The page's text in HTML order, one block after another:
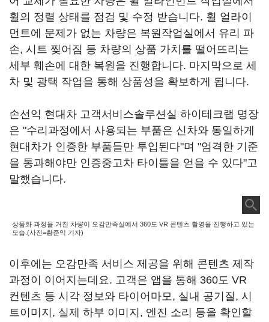
휠의 정렬 상태를 점검 및 수정 받습니다. 휠 얼라이
먼트에 문제가 없는 차량은 복원작업실에서 유리 파
손, 시트 찢어짐 등 차량의 상품 가치를 떨어뜨리는
세부 훼손에 대한 복원을 진행합니다. 마지막으로 세
차 및 광택 작업을 통해 상품성을 확보하게 됩니다.
손선익 현대차 고객서비스솔루션실 하이테크랩 명장
은 "수리과정에서 사용되는 부품은 신차와 동일하게
현대차가 인증한 부품들만 투입된다"며 "엄격한 기준
을 통과해야만 인증중고차 타이틀을 얻을 수 있다"고
말했습니다.
상품화 과정을 거친 차량이 오감만족실에서 360도 VR 콘텐츠 촬영을 진행하고 있는
모습.(사진=황준익 기자)
이후에는 오감만족 서비스 제공을 위해 콘텐츠 제작
과정이 이어지는데요. 고객은 앱을 통해 360도 VR
컨텐츠 등 시각 정보와 타이어마모, 실내 공기질, 시
트이미지, 실제 하부 이미지, 엔진 소리 등을 확인할